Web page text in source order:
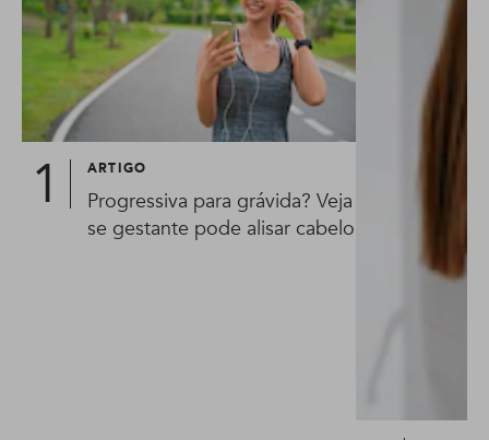
ARTIGO
Progressiva para grávida? Veja
se gestante pode alisar cabelo